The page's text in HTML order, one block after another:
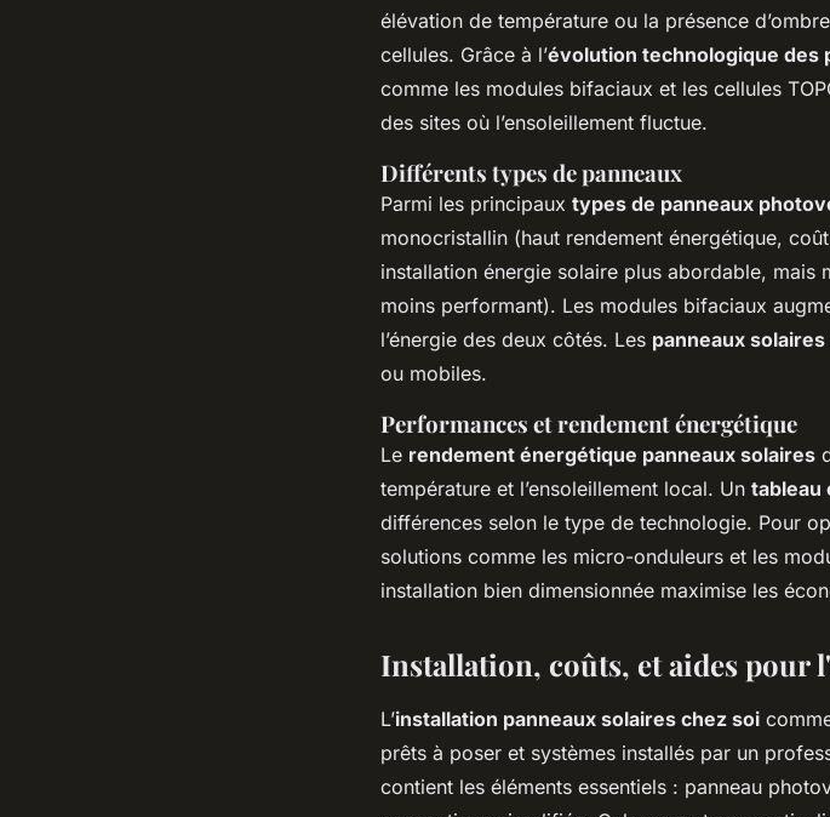
élévation de température ou la présence
cellules. Grâce à l’évolution technologique des
comme les modules bifaciaux et les cellules
des sites où l’ensoleillement fluctue.
Différents types de panneaux
Parmi les principaux types de panneaux
monocristallin (haut rendement énergétique,
installation énergie solaire plus abordable, mais
moins performant). Les modules bifaciaux
l’énergie des deux côtés. Les panneaux
ou mobiles.
Performances et rendement énergétique
Le rendement énergétique panneaux solaires
température et l’ensoleillement local. Un tableau
différences selon le type de technologie. Pour
solutions comme les micro-onduleurs et les
installation bien dimensionnée maximise les
Installation, coûts, et aides pour
L’installation panneaux solaires chez soi
prêts à poser et systèmes installés par un
contient les éléments essentiels : panneau